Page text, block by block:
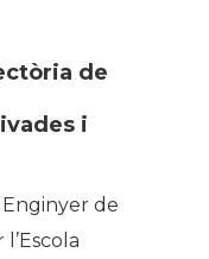
de
i
Enginyer de